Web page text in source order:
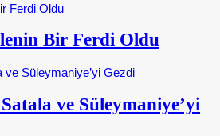
Bir Ferdi Oldu
ve Süleymaniye’yi